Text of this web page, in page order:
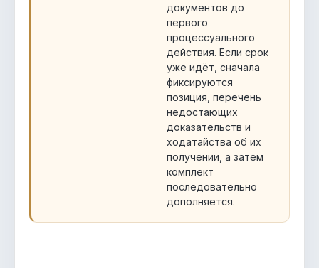
документов до
первого
процессуального
действия. Если срок
уже идёт, сначала
фиксируются
позиция, перечень
недостающих
доказательств и
ходатайства об их
получении, а затем
комплект
последовательно
дополняется.